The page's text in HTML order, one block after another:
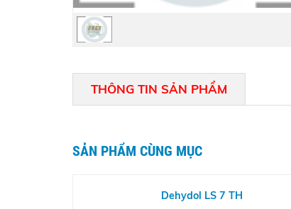
THÔNG TIN SẢN PHẨM
SẢN PHẨM CÙNG MỤC
Dehydol LS 7 TH